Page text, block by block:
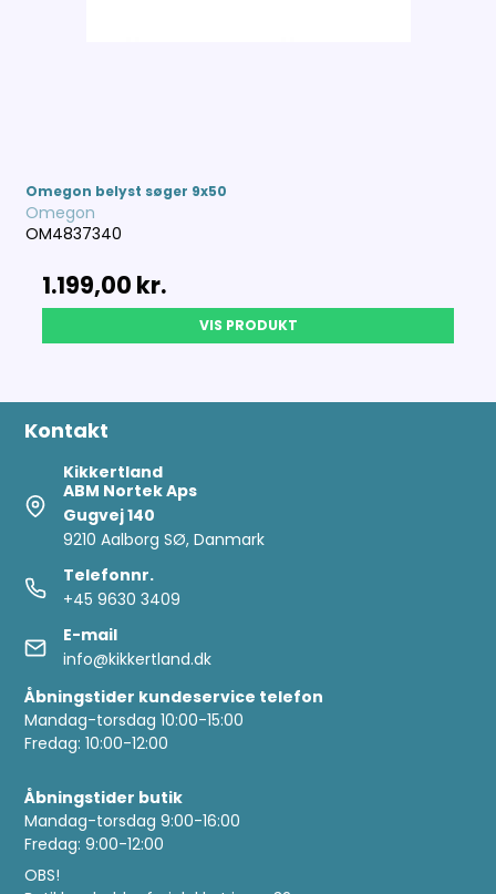
Omegon belyst søger 9x50
Omegon
OM4837340
1.199,00 kr.
VIS PRODUKT
Kontakt
Kikkertland
ABM Nortek Aps
Gugvej 140
9210 Aalborg SØ, Danmark
Telefonnr.
+45 9630 3409
E-mail
info@kikkertland.dk
Åbningstider kundeservice telefon
Mandag-torsdag 10:00-15:00
Fredag: 10:00-12:00
Åbningstider butik
Mandag-torsdag 9:00-16:00
Fredag: 9:00-12:00
OBS!